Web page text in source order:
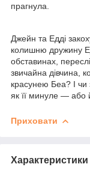
прагнула.
Джейн та Едді
колишню дружину
обставинах,
звичайна дівчина,
красунею Беа? І чи
як її минуле — або
Приховати
Характеристики